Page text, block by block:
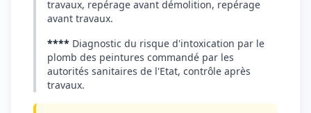
travaux, repérage avant démolition, repérage
avant travaux.
**** Diagnostic du risque d'intoxication par le
plomb des peintures commandé par les
autorités sanitaires de l'Etat, contrôle après
travaux.